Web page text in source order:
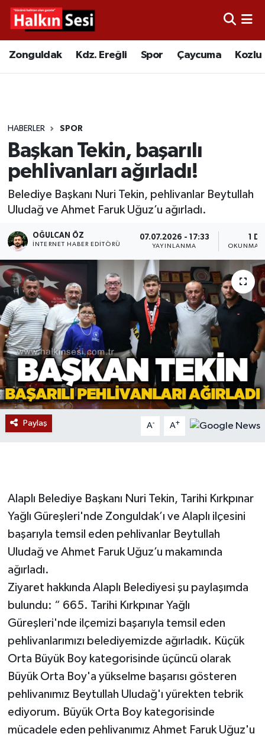
Zonguldak Kdz. Ereğli Spor Çaycuma Kozlu
HABERLER SPOR
Başkan Tekin, başarılı
pehlivanları ağırladı!
Belediye Başkanı Nuri Tekin, pehlivanlar Beytullah
Uludağ ve Ahmet Faruk Uğuz’u ağırladı.
OĞULCAN ÖZ
İNTERNET HABER EDITÖRÜ
07.07.2026 - 17:33
YAYINLANMA
1 DK
OKUNMA
Paylaş A- A+
Alaplı Belediye Başkanı Nuri Tekin, Tarihi Kırkpınar
Yağlı Güreşleri'nde Zonguldak’ı ve Alaplı ilçesini
başarıyla temsil eden pehlivanlar Beytullah
Uludağ ve Ahmet Faruk Uğuz’u makamında
ağırladı.
Ziyaret hakkında Alaplı Belediyesi şu paylaşımda
bulundu: “ 665. Tarihi Kırkpınar Yağlı
Güreşleri'nde ilçemizi başarıyla temsil eden
pehlivanlarımızı belediyemizde ağırladık. Küçük
Orta Büyük Boy kategorisinde üçüncü olarak
Büyük Orta Boy'a yükselme başarısı gösteren
pehlivanımız Beytullah Uludağ'ı yürekten tebrik
ediyorum. Büyük Orta Boy kategorisinde
mücadele eden pehlivanımız Ahmet Faruk Uğuz'u
Video
Çaycuma
Alaplı
Asayiş
Devrek
Bolu
ÇEVRE
BİLİM VE TEKNOLOJİ
DUNYA
Ekonomi
Genel
Gökçebey
GÜNDEM
İş ilanı
Kültür - Sanat
MAGAZİN
Merkez Hava Durumu
Tüm Manşetler
Son Dakika Haberleri